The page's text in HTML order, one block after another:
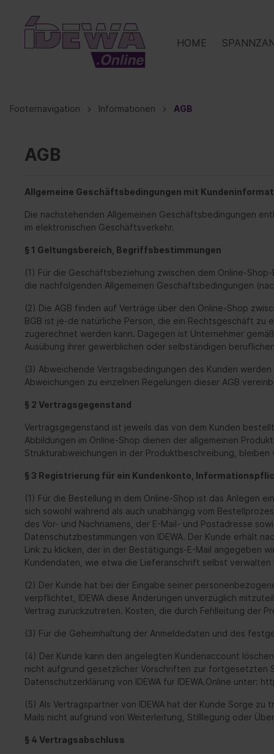
HOME
Reihe ER
Footernavigation Informationen AGB
AGB
Allgemeine Geschäftsbedingungen mit
Die nachstehenden Allgemeinen Geschäftsbedingungen
im elektronischen Geschäftsverkehr.
§ 1 Geltungsbereich, Begriffsbestimmungen
(1) Für die Geschäftsbeziehung zwischen dem Online-Shop-
die nachfolgenden Allgemeinen Geschäftsbedingungen
(2) Die AGB finden auf Verträge über den Online-Shop
BGB ist je-de natürliche Person, die ein Rechtsgeschäft
zugerechnet werden kann. Dagegen ist Unternehmer
Ausübung ihrer gewerblichen oder selbständigen
(3) Abweichende Vertragsbedingungen des Kunden
Abweichungen zu einzelnen Regelungen dieser AGB
§ 2 Vertragsgegenstand
Vertragsgegenstand ist jeweils das von dem Kunden
Abbildungen im Online-Shop dienen der allgemeinen
Strukturabweichungen in der Produktbeschreibung, bleiben
§ 3 Registrierung für ein Kundenkonto,
(1) Für die Bestellung in dem Online-Shop ist das Anlegen
sich sowohl während als auch unabhängig vom
des Vor- und Nachnamens, der E-Mail- und Postadresse
Datenschutzbestimmungen von IDEWA. Der Kunde erhält
Link zu klicken, der in der Bestätigungs-E-Mail angegeben
Kundendaten, wie etwa die Lieferanschrift selbst
(2) Der Kunde hat bei der Eingabe seiner
verpflichtet, IDEWA diese Änderungen unverzüglich
Vertrag zurückzutreten. Kosten, die durch Fehlleitung der
(3) Für die Geheimhaltung der Anmeldedaten und des
(4) Der Kunde kann den angelegten Kundenaccount
nicht aufgrund gesetzlicher Vorschriften zur fortgesetzten
Datenschutzerklärung von IDEWA für IDEWA.Online unter:
(5) Als Vertragspartner von IDEWA hat der Kunde Sorge
Mails nicht aufgrund von Weiterleitung, Stilllegung oder
§ 4 Vertragsabschluss